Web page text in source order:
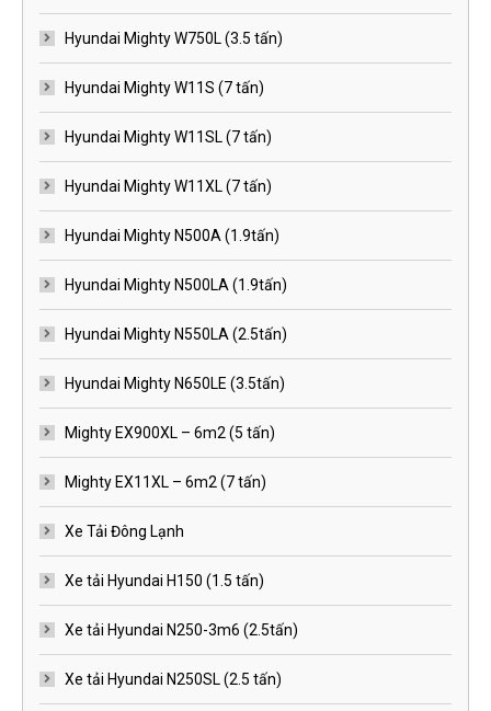
Hyundai Mighty W750L (3.5 tấn)
Hyundai Mighty W11S (7 tấn)
Hyundai Mighty W11SL (7 tấn)
Hyundai Mighty W11XL (7 tấn)
Hyundai Mighty N500A (1.9tấn)
Hyundai Mighty N500LA (1.9tấn)
Hyundai Mighty N550LA (2.5tấn)
Hyundai Mighty N650LE (3.5tấn)
Mighty EX900XL – 6m2 (5 tấn)
Mighty EX11XL – 6m2 (7 tấn)
Xe Tải Đông Lạnh
Xe tải Hyundai H150 (1.5 tấn)
Xe tải Hyundai N250-3m6 (2.5tấn)
Xe tải Hyundai N250SL (2.5 tấn)